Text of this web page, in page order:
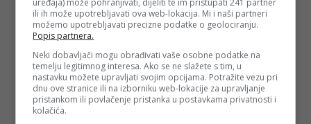
Depo.bapratite putem društvenih mreža Twitter Facebook
uređaja) može pohranjivati, dijeliti te im pristupati 241 partner
ili ih može upotrebljavati ova web-lokacija. Mi i naši partneri
možemo upotrebljavati precizne podatke o geolociranju.
Popis partnera.
Neki dobavljači mogu obrađivati vaše osobne podatke na
temelju legitimnog interesa. Ako se ne slažete s tim, u
nastavku možete upravljati svojim opcijama. Potražite vezu pri
dnu ove stranice ili na izborniku web-lokacije za upravljanje
pristankom ili povlačenje pristanka u postavkama privatnosti i
kolačića.